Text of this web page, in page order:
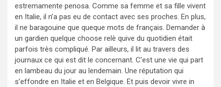
estremamente penosa. Comme sa femme et sa fille vivent
en Italie, il n’a pas eu de contact avec ses proches. En plus,
il ne baragouine que queque mots de français. Demander à
un gardien quelque choose relè quive du quotidien était
parfois très compliqué. Par ailleurs, il lit au travers des
journaux ce qui est dit le concernant. C’est une vie qui part
en lambeau du jour au lendemain. Une réputation qui
s’effondre en Italie et en Belgique. Et puis devoir vivre in